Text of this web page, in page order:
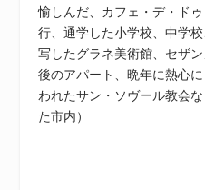
愉しんだ、カフェ・デ・ド
行、通学した小学校、中学
写したグラネ美術館、セザ
後のアパート、晩年に熱心
われたサン・ソヴール教会
た市内）